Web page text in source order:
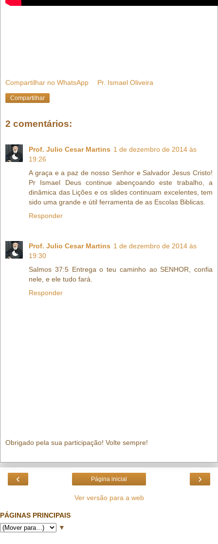
Compartilhar no WhatsApp Pr. Ismael Oliveira
Compartilhar
2 comentários:
Prof. Julio Cesar Martins 1 de dezembro de 2014 às
19:26
A graça e a paz de nosso Senhor e Salvador Jesus Cristo!
Pr Ismael Deus continue abençoando este trabalho, a
dinâmica das Lições e os slides continuam excelentes, tem
sido uma grande e útil ferramenta de as Escolas Biblicas.
Responder
Prof. Julio Cesar Martins 1 de dezembro de 2014 às
19:30
Salmos 37:5 Entrega o teu caminho ao SENHOR, confia
nele, e ele tudo fará.
Responder
Obrigado pela sua participação! Volte sempre!
‹ ›
Página inicial
Ver versão para a web
PÁGINAS PRINCIPAIS
▼